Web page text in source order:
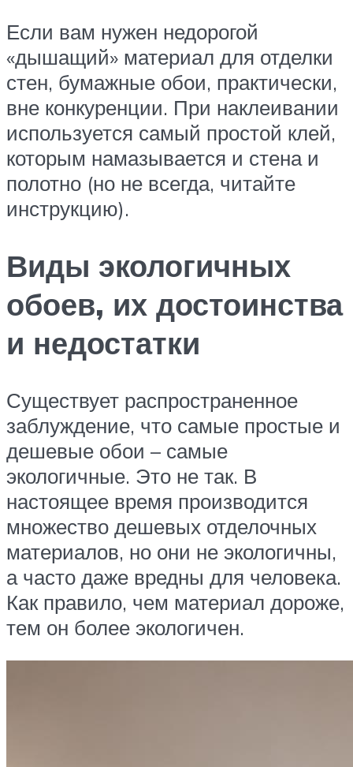
Если вам нужен недорогой
«дышащий» материал для отделки
стен, бумажные обои, практически,
вне конкуренции. При наклеивании
используется самый простой клей,
которым намазывается и стена и
полотно (но не всегда, читайте
инструкцию).
Виды экологичных
обоев, их достоинства
и недостатки
Существует распространенное
заблуждение, что самые простые и
дешевые обои – самые
экологичные. Это не так. В
настоящее время производится
множество дешевых отделочных
материалов, но они не экологичны,
а часто даже вредны для человека.
Как правило, чем материал дороже,
тем он более экологичен.